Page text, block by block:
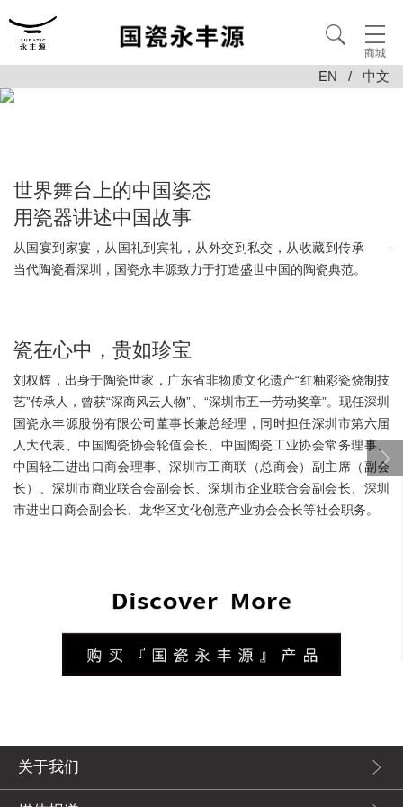
商城
EN / 中文
世界舞台上的中国姿态
用瓷器讲述中国故事
从国宴到家宴，从国礼到宾礼，从外交到私交，从收藏到传承——
当代陶瓷看深圳，国瓷永丰源致力于打造盛世中国的陶瓷典范。
瓷在心中，贵如珍宝
刘权辉，出身于陶瓷世家，广东省非物质文化遗产“红釉彩瓷烧制技
艺”传承人，曾获“深商风云人物”、“深圳市五一劳动奖章”。现任深圳
国瓷永丰源股份有限公司董事长兼总经理，同时担任深圳市第六届
人大代表、中国陶瓷协会轮值会长、中国陶瓷工业协会常务理事、
中国轻工进出口商会理事、深圳市工商联（总商会）副主席（副会
长）、深圳市商业联合会副会长、深圳市企业联合会副会长、深圳
市进出口商会副会长、龙华区文化创意产业协会会长等社会职务。
关于我们